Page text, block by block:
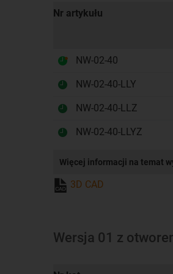
Nr artykułu
NW-02-40
NW-02-40-LLY
NW-02-40-LLZ
NW-02-40-LLYZ
Więcej informacji na temat
3D CAD
Wersja 01 z